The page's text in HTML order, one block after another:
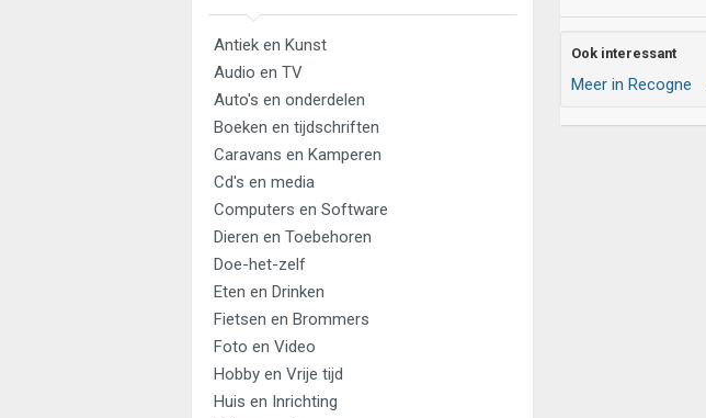
Antiek en Kunst
Audio en TV
Auto's en onderdelen
Boeken en tijdschriften
Caravans en Kamperen
Cd's en media
Computers en Software
Dieren en Toebehoren
Doe-het-zelf
Eten en Drinken
Fietsen en Brommers
Foto en Video
Hobby en Vrije tijd
Huis en Inrichting
Ook interessant
Meer in Recogne